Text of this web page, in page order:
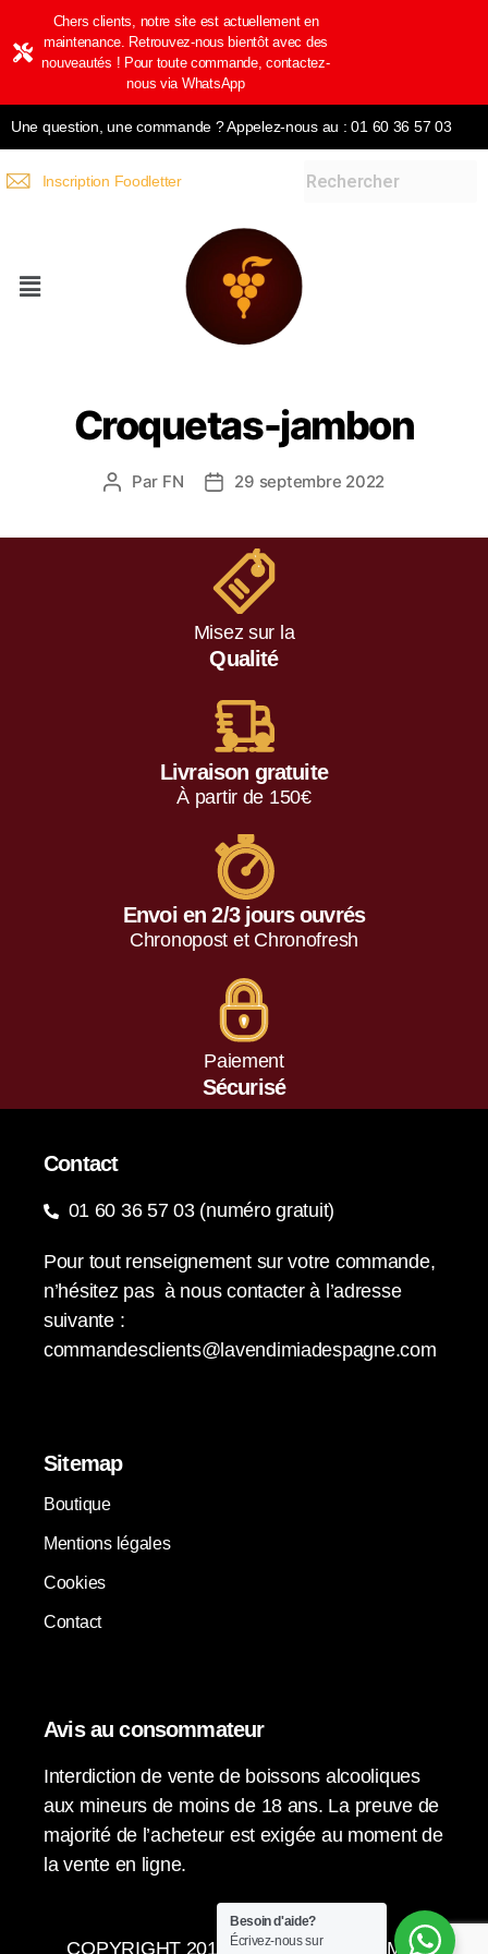
Chers clients, notre site est actuellement en
maintenance. Retrouvez-nous bientôt avec des
nouveautés ! Pour toute commande, contactez-
nous via WhatsApp
Une question, une commande ? Appelez-nous au : 01 60 36 57 03
Inscription Foodletter
Croquetas-jambon
Par FN 29 septembre 2022
Misez sur la
Qualité
Livraison gratuite
À partir de 150€
Envoi en 2/3 jours ouvrés
Chronopost et Chronofresh
Paiement
Sécurisé
Contact
01 60 36 57 03 (numéro gratuit)
Pour tout renseignement sur votre commande,
n’hésitez pas à nous contacter à l’adresse
suivante :
commandesclients@lavendimiadespagne.com
Sitemap
Boutique
Mentions légales
Cookies
Contact
Avis au consommateur
Interdiction de vente de boissons alcooliques
aux mineurs de moins de 18 ans. La preuve de
majorité de l’acheteur est exigée au moment de
la vente en ligne.
COPYRIGHT 2015-2024 © LA VENDIMIA
Besoin d'aide?
Écrivez-nous sur